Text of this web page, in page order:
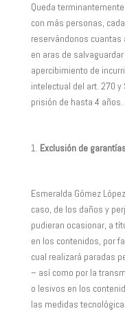
Queda
con más personas,
reservándonos
en aras de
apercibimiento de
intelectual del art. 270 y
prisión de hasta 4 años.
Exclusión de
Esmeralda Gómez
caso, de los daños y
pudieran ocasionar, a
en los contenidos, por
cual realizará paradas
– así como por la
o lesivos en los
las medidas